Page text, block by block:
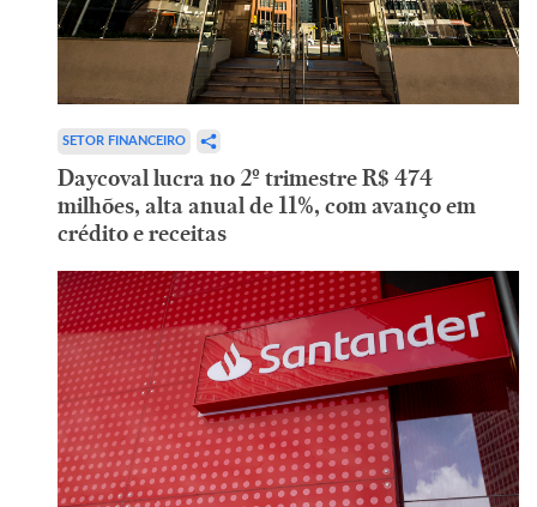
SETOR FINANCEIRO
Daycoval lucra no 2º trimestre R$ 474
milhões, alta anual de 11%, com avanço em
crédito e receitas